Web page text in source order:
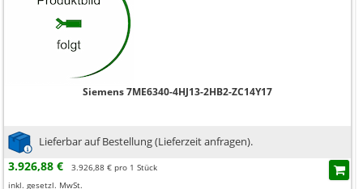
Siemens 7ME6340-4HJ13-2HB2-ZC14Y17
Lieferbar auf Bestellung (Lieferzeit anfragen).
3.926,88 €
3.926,88 € pro 1 Stück
inkl. gesetzl. MwSt.